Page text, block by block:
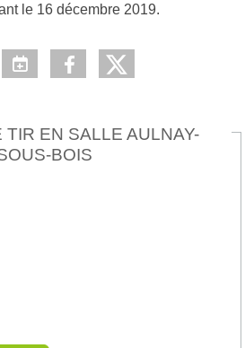
le 16 décembre 2019.
TIR EN SALLE AULNAY-
BOIS